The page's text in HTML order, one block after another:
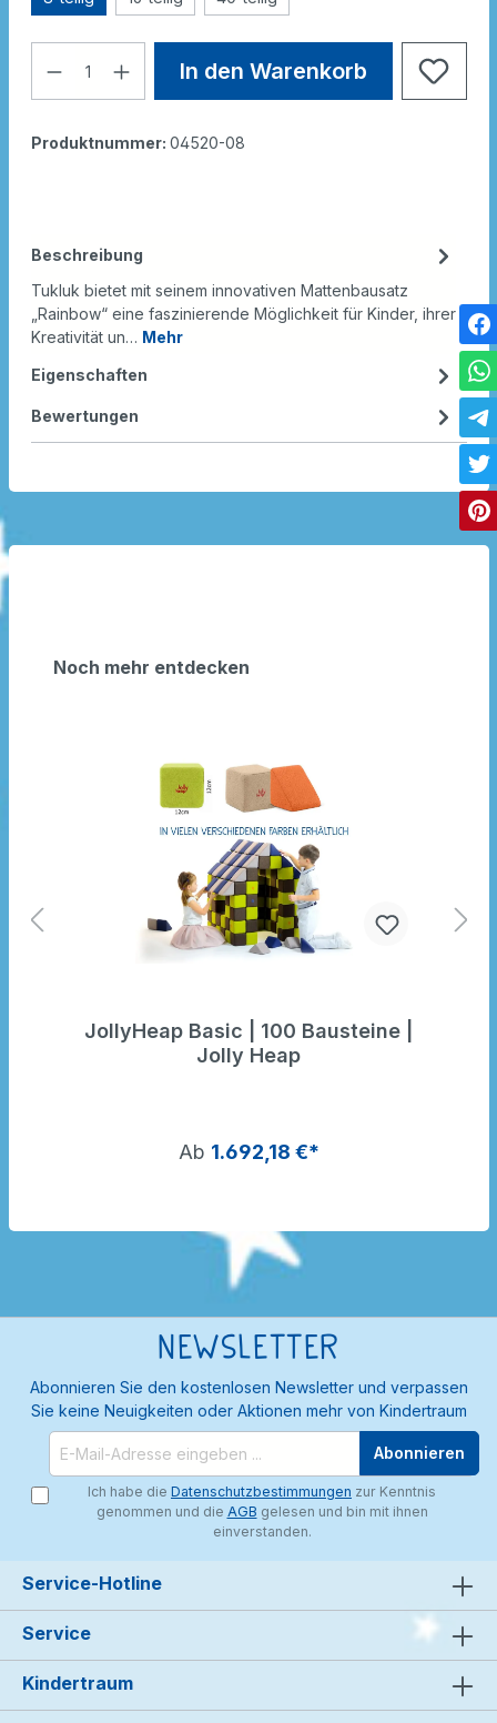
In den Warenkorb
Produktnummer: 04520-08
Beschreibung
Tukluk bietet mit seinem innovativen Mattenbausatz
„Rainbow“ eine faszinierende Möglichkeit für Kinder, ihrer
Kreativität un… Mehr
Eigenschaften
Bewertungen
Noch mehr entdecken
JollyHeap Basic | 100 Bausteine |
Jolly Heap
Ab 1.692,18 €*
Newsletter
Abonnieren Sie den kostenlosen Newsletter und verpassen
Sie keine Neuigkeiten oder Aktionen mehr von Kindertraum
Abonnieren
Ich habe die Datenschutzbestimmungen zur Kenntnis
genommen und die AGB gelesen und bin mit ihnen
einverstanden.
Service-Hotline
Service
Kindertraum